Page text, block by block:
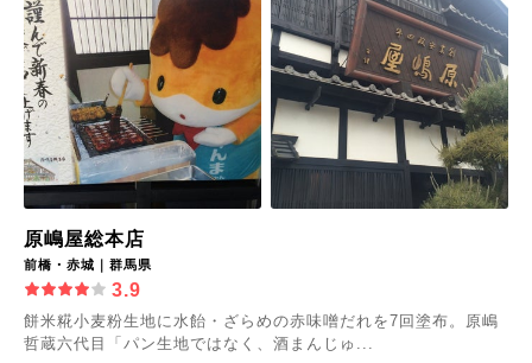
原嶋屋総本店
前橋・赤城｜群馬県
3.9
餅米糀小麦粉生地に水飴・ざらめの赤味噌だれを7回塗布。原嶋
哲蔵六代目「パン生地ではなく、酒まんじゅ...